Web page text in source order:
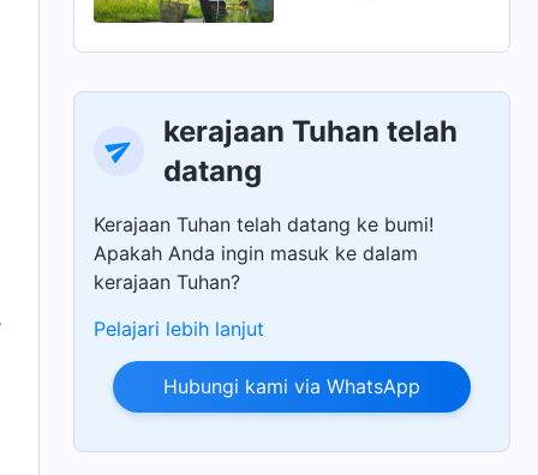
kerajaan Tuhan telah
datang
Kerajaan Tuhan telah datang ke bumi!
Apakah Anda ingin masuk ke dalam
kerajaan Tuhan?
Pelajari lebih lanjut
Hubungi kami via WhatsApp